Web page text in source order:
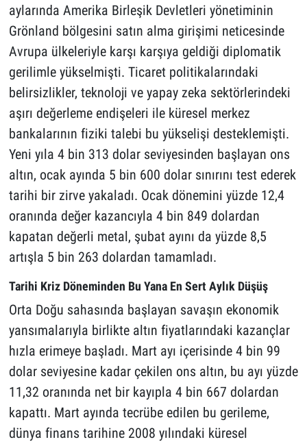
aylarında Amerika Birleşik Devletleri yönetiminin
Grönland bölgesini satın alma girişimi neticesinde
Avrupa ülkeleriyle karşı karşıya geldiği diplomatik
gerilimle yükselmişti. Ticaret politikalarındaki
belirsizlikler, teknoloji ve yapay zeka sektörlerindeki
aşırı değerleme endişeleri ile küresel merkez
bankalarının fiziki talebi bu yükselişi desteklemişti.
Yeni yıla 4 bin 313 dolar seviyesinden başlayan ons
altın, ocak ayında 5 bin 600 dolar sınırını test ederek
tarihi bir zirve yakaladı. Ocak dönemini yüzde 12,4
oranında değer kazancıyla 4 bin 849 dolardan
kapatan değerli metal, şubat ayını da yüzde 8,5
artışla 5 bin 263 dolardan tamamladı.
Tarihi Kriz Döneminden Bu Yana En Sert Aylık Düşüş
Orta Doğu sahasında başlayan savaşın ekonomik
yansımalarıyla birlikte altın fiyatlarındaki kazançlar
hızla erimeye başladı. Mart ayı içerisinde 4 bin 99
dolar seviyesine kadar çekilen ons altın, bu ayı yüzde
11,32 oranında net bir kayıpla 4 bin 667 dolardan
kapattı. Mart ayında tecrübe edilen bu gerileme,
dünya finans tarihine 2008 yılındaki küresel